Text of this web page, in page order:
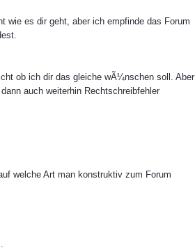
wie es dir geht, aber ich empfinde das Forum
ob ich dir das gleiche wÃ¼nschen soll. Aber
auch weiterhin Rechtschreibfehler
welche Art man konstruktiv zum Forum